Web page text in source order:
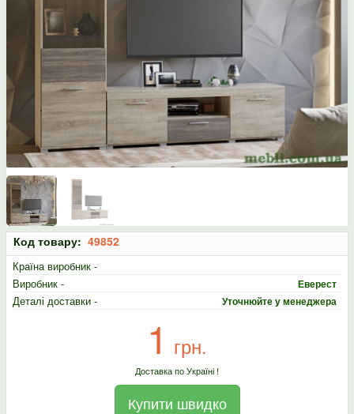
Код товару: 49852
Країна виробник -
Виробник -
Еверест
Деталі доставки - Уточнюйте у менеджера
1 грн.
Доставка по Україні !
Купити швидко